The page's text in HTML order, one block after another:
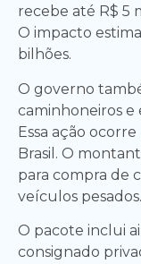
recebe até R$ 5
O impacto
bilhões.
O governo
caminhoneiros e
Essa ação
Brasil. O
para compra de
veículos pesados.
O pacote inclui
consignado